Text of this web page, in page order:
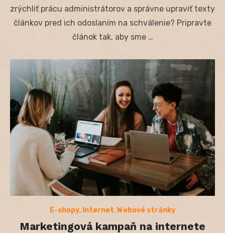
zrýchliť prácu administrátorov a správne upraviť texty
článkov pred ich odoslaním na schválenie? Pripravte
článok tak, aby sme …
E-shopy, Internet,Webové stránky
Marketingová kampaň na internete